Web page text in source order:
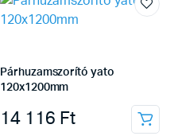
Párhuzamszorító yato
120x1200mm
14 116 Ft